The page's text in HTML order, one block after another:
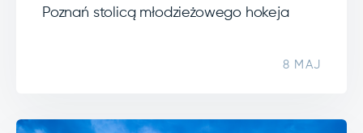
Poznań stolicą młodzieżowego hokeja
8 MAJ